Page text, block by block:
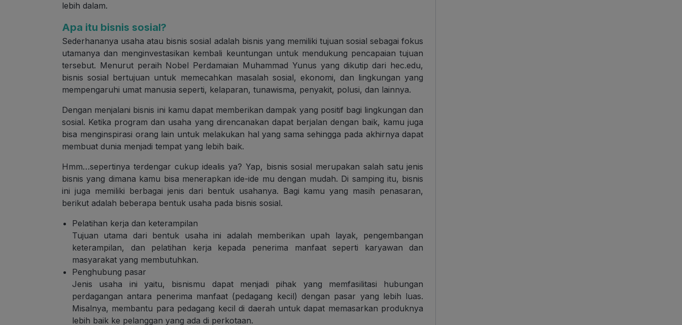
lebih dalam.
Apa itu bisnis sosial?
Sederhananya usaha atau bisnis sosial adalah bisnis yang memiliki tujuan sosial sebagai fokus
utamanya dan menginvestasikan kembali keuntungan untuk mendukung pencapaian tujuan
tersebut. Menurut peraih Nobel Perdamaian Muhammad Yunus yang dikutip dari hec.edu,
bisnis sosial bertujuan untuk memecahkan masalah sosial, ekonomi, dan lingkungan yang
mempengaruhi umat manusia seperti, kelaparan, tunawisma, penyakit, polusi, dan lainnya.
Dengan menjalani bisnis ini kamu dapat memberikan dampak yang positif bagi lingkungan dan
sosial. Ketika program dan usaha yang direncanakan dapat berjalan dengan baik, kamu juga
bisa menginspirasi orang lain untuk melakukan hal yang sama sehingga pada akhirnya dapat
membuat dunia menjadi tempat yang lebih baik.
Hmm…sepertinya terdengar cukup idealis ya? Yap, bisnis sosial merupakan salah satu jenis
bisnis yang dimana kamu bisa menerapkan ide-ide mu dengan mudah. Di samping itu, bisnis
ini juga memiliki berbagai jenis dari bentuk usahanya. Bagi kamu yang masih penasaran,
berikut adalah beberapa bentuk usaha pada bisnis sosial.
Pelatihan kerja dan keterampilan
Tujuan utama dari bentuk usaha ini adalah memberikan upah layak, pengembangan
keterampilan, dan pelatihan kerja kepada penerima manfaat seperti karyawan dan
masyarakat yang membutuhkan.
Penghubung pasar
Jenis usaha ini yaitu, bisnismu dapat menjadi pihak yang memfasilitasi hubungan
perdagangan antara penerima manfaat (pedagang kecil) dengan pasar yang lebih luas.
Misalnya, membantu para pedagang kecil di daerah untuk dapat memasarkan produknya
lebih baik ke pelanggan yang ada di perkotaan.